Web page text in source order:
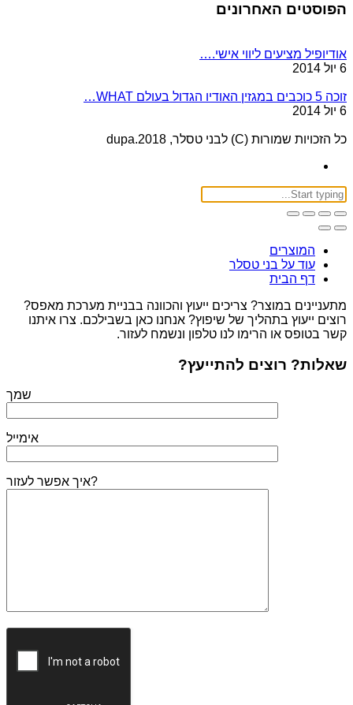
הפוסטים האחרונים
אודיופיל מציעים ליווי אישי.…
6 יול 2014
זוכה 5 כוכבים במגזין האודיו הגדול בעולם WHAT…
6 יול 2014
כל הזכויות שמורות (C) לבני טסלר, 2018.dupa
המוצרים
עוד על בני טסלר
דף הבית
מתעניינים במוצר? צריכים ייעוץ והכוונה בבניית מערכת מאפס?
רוצים ייעוץ בתהליך של שיפוץ? אנחנו כאן בשבילכם. צרו איתנו
קשר בטופס או הרימו לנו טלפון ונשמח לעזור.
שאלות? רוצים להתייעץ?
שמך
אימייל
איך אפשר לעזור?